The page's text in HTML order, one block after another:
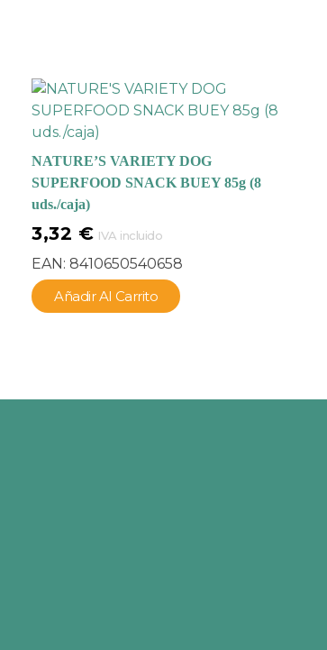
NATURE’S VARIETY DOG
SUPERFOOD SNACK BUEY 85g (8
uds./caja)
3,32 € IVA incluido
EAN: 8410650540658
Añadir Al Carrito